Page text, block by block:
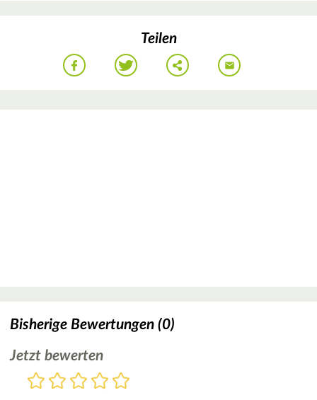
Teilen
Bisherige Bewertungen (0)
Jetzt bewerten
Bewertung
5
4
3
2
1